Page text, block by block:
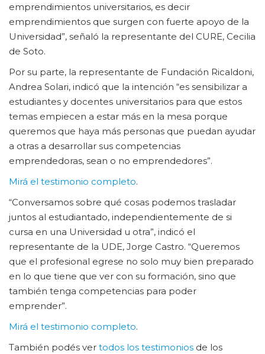
emprendimientos universitarios, es decir
emprendimientos que surgen con fuerte apoyo de la
Universidad”, señaló la representante del CURE, Cecilia
de Soto.
Por su parte, la representante de Fundación Ricaldoni,
Andrea Solari, indicó que la intención “es sensibilizar a
estudiantes y docentes universitarios para que estos
temas empiecen a estar más en la mesa porque
queremos que haya más personas que puedan ayudar
a otras a desarrollar sus competencias
emprendedoras, sean o no emprendedores”.
Mirá el testimonio completo.
“Conversamos sobre qué cosas podemos trasladar
juntos al estudiantado, independientemente de si
cursa en una Universidad u otra”, indicó el
representante de la UDE, Jorge Castro. “Queremos
que el profesional egrese no solo muy bien preparado
en lo que tiene que ver con su formación, sino que
también tenga competencias para poder
emprender”.
Mirá el testimonio completo.
También podés ver todos los testimonios de los